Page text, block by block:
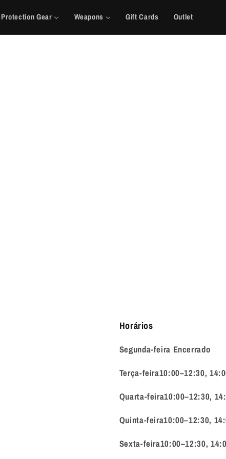
Protection Gear Weapons Gift Cards Outlet
Horários
Segunda-feira Encerrado
Terça-feira10:00–12:30,
Quarta-feira10:00–12:30,
Quinta-feira10:00–12:30,
Sexta-feira10:00–12:30,